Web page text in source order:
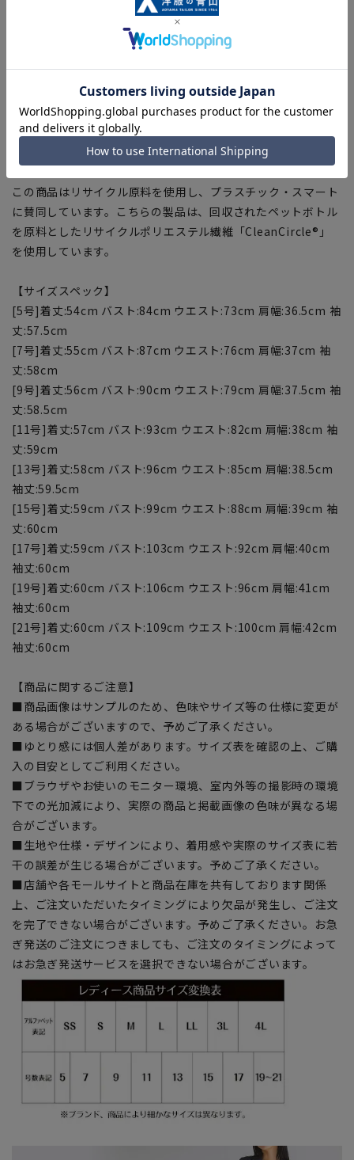
アームホール後ろの背脇部分に伸縮するパワーネットを使用。
腕が動かしやすく快適な着心地で窮屈感を軽減。
消臭パッドを両脇に見えないように取り付け、気になるにおい
■防シワ
イージーケア性に富んだ素材を使用していて、シワになりにく
く、お手入れ簡単。
この商品はリサイクル原料を使用し、プラスチック・スマート
に賛同しています。こちらの製品は、回収されたペットボトル
を原料としたリサイクルポリエステル繊維「CleanCircle®」
を使用しています。
【サイズスペック】
[5号]着丈:54cm バスト:84cm ウエスト:73cm 肩幅:36.5cm 袖
丈:57.5cm
[7号]着丈:55cm バスト:87cm ウエスト:76cm 肩幅:37cm 袖
丈:58cm
[9号]着丈:56cm バスト:90cm ウエスト:79cm 肩幅:37.5cm 袖
丈:58.5cm
[11号]着丈:57cm バスト:93cm ウエスト:82cm 肩幅:38cm 袖
丈:59cm
[13号]着丈:58cm バスト:96cm ウエスト:85cm 肩幅:38.5cm
袖丈:59.5cm
[15号]着丈:59cm バスト:99cm ウエスト:88cm 肩幅:39cm 袖
丈:60cm
[17号]着丈:59cm バスト:103cm ウエスト:92cm 肩幅:40cm
袖丈:60cm
[19号]着丈:60cm バスト:106cm ウエスト:96cm 肩幅:41cm
袖丈:60cm
[21号]着丈:60cm バスト:109cm ウエスト:100cm 肩幅:42cm
袖丈:60cm
【商品に関するご注意】
■商品画像はサンプルのため、色味やサイズ等の仕様に変更が
ある場合がございますので、予めご了承ください。
■ゆとり感には個人差があります。サイズ表を確認の上、ご購
入の目安としてご利用ください。
■ブラウザやお使いのモニター環境、室内外等の撮影時の環境
下での光加減により、実際の商品と掲載画像の色味が異なる場
合がございます。
■生地や仕様・デザインにより、着用感や実際のサイズ表に若
干の誤差が生じる場合がございます。予めご了承ください。
■店舗や各モールサイトと商品在庫を共有しております関係
上、ご注文いただいたタイミングにより欠品が発生し、ご注文
を完了できない場合がございます。予めご了承ください。お急
ぎ発送のご注文につきましても、ご注文のタイミングによって
はお急ぎ発送サービスを選択できない場合がございます。